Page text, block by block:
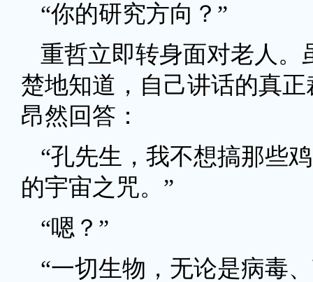
“你的研究方向？”
重哲立即转身面对老人。
楚地知道，自己讲话的真
昂然回答：
“孔先生，我不想搞那些
的宇宙之咒。”
“嗯？”
“一切生物，无论是病毒